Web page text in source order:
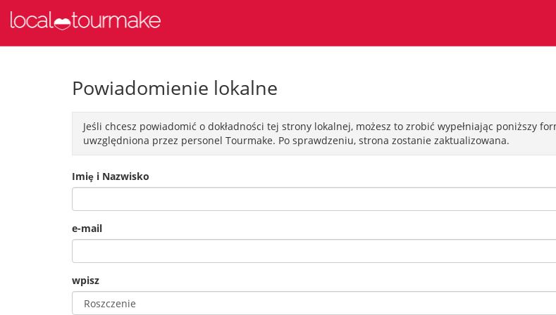
Powiadomienie lokalne
Jeśli chcesz powiadomić o dokładności tej strony lokalnej, możesz to zrobić wypełniając poniższy
uwzględniona przez personel Tourmake. Po sprawdzeniu, strona zostanie zaktualizowana.
Imiȩ i Nazwisko
e-mail
wpisz